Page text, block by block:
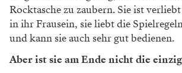
Rocktasche zu zaubern. Sie ist
in ihr Frausein, sie liebt die
und kann sie auch sehr gut bedienen.
Aber ist sie am Ende nicht die